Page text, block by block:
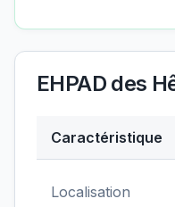
EHPAD des
Caractéristique
Localisation